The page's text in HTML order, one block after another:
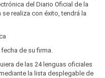
del Diario Oficial de la
realiza con éxito, tendrá la
de su firma.
de las 24 lenguas oficiales
la lista desplegable de